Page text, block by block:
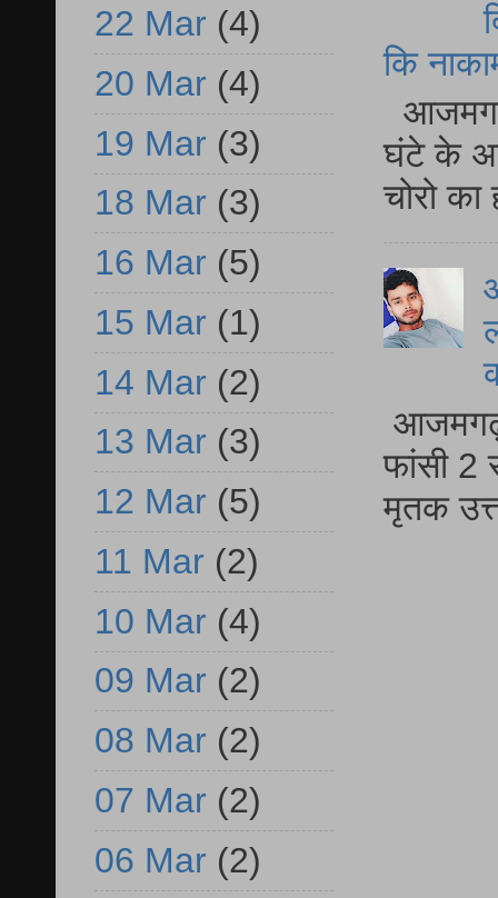
कि
घंटे के
चोरो
आजमगढ़
फांसी 2
मृतक
22 Mar (4)
20 Mar (4)
19 Mar (3)
18 Mar (3)
16 Mar (5)
15 Mar (1)
14 Mar (2)
13 Mar (3)
12 Mar (5)
11 Mar (2)
10 Mar (4)
09 Mar (2)
08 Mar (2)
07 Mar (2)
06 Mar (2)